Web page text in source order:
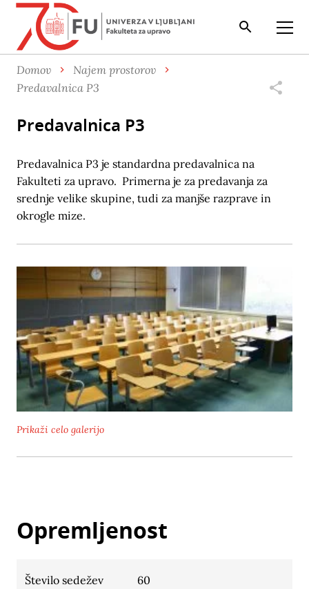
Iskalnik Odpri
Domov
Najem prostorov
Predavalnica P3
Predavalnica P3
Predavalnica P3 je standardna predavalnica na
Fakulteti za upravo. Primerna je za predavanja za
srednje velike skupine, tudi za manjše razprave in
okrogle mize.
Prikaži celo galerijo
Opremljenost
Število sedežev 60